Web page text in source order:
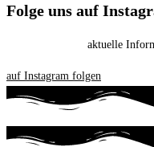
Folge uns auf
aktuelle
auf Instagram folgen